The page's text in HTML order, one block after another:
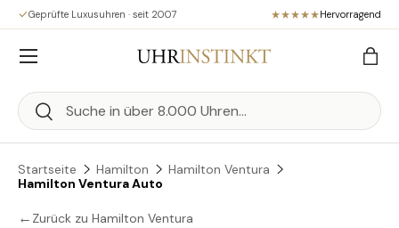
Direkt zum Inhalt
Geprüfte Luxusuhren · seit 2007 Hervorragend
Suchen
Suchen
Menü
Startseite Hamilton
Hamilton Ventura
Hamilton Ventura Auto
← Zurück zu Hamilton Ventura